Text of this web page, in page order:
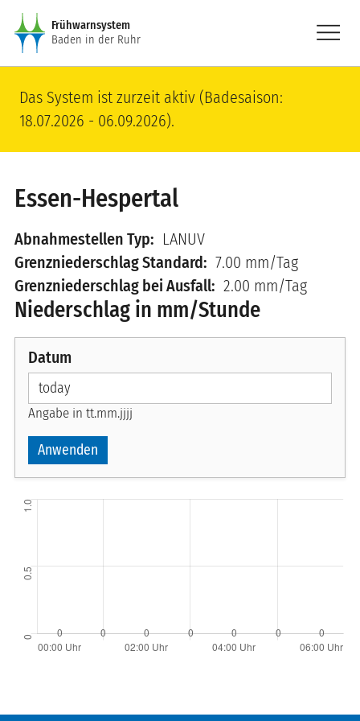
Direkt zum Inhalt
Frühwarnsystem
Baden in der Ruhr
menu
Das System ist zurzeit aktiv (Badesaison:
18.07.2026 - 06.09.2026).
Essen-Hespertal
Abnahmestellen Typ
LANUV
Grenzniederschlag Standard
7.00 mm/Tag
Grenzniederschlag bei Ausfall
2.00 mm/Tag
Niederschlag in mm/Stunde
Datum
Angabe in tt.mm.jjjj